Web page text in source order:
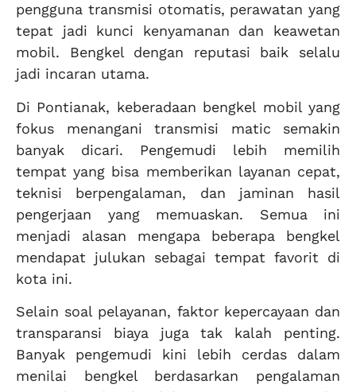
pengguna transmisi otomatis, perawatan yang
tepat jadi kunci kenyamanan dan keawetan
mobil. Bengkel dengan reputasi baik selalu
jadi incaran utama.
Di Pontianak, keberadaan bengkel mobil yang
fokus menangani transmisi matic semakin
banyak dicari. Pengemudi lebih memilih
tempat yang bisa memberikan layanan cepat,
teknisi berpengalaman, dan jaminan hasil
pengerjaan yang memuaskan. Semua ini
menjadi alasan mengapa beberapa bengkel
mendapat julukan sebagai tempat favorit di
kota ini.
Selain soal pelayanan, faktor kepercayaan dan
transparansi biaya juga tak kalah penting.
Banyak pengemudi kini lebih cerdas dalam
menilai bengkel berdasarkan pengalaman